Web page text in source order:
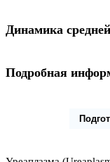
Динамика
Подробная